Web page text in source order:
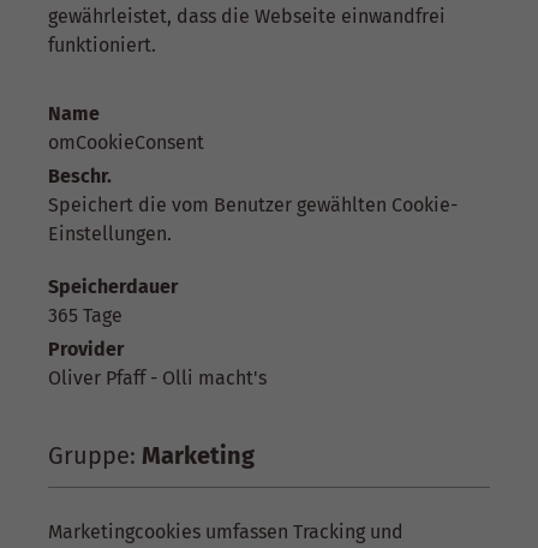
gewährleistet, dass die Webseite einwandfrei
funktioniert.
Name
omCookieConsent
Beschr.
Speichert die vom Benutzer gewählten Cookie-
Einstellungen.
Speicherdauer
365 Tage
Provider
Oliver Pfaff - Olli macht's
Gruppe: Marketing
Marketingcookies umfassen Tracking und